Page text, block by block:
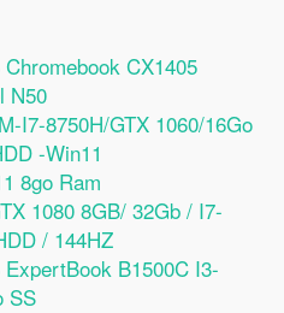
CX1405
N50
I7-8750H/GTX 1060/16Go
-Win11
8go Ram
1080 8GB/ 32Gb / I7-
/ 144HZ
B1500C I3-
SS